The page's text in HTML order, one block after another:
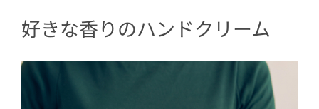
好きな香りのハンドクリーム